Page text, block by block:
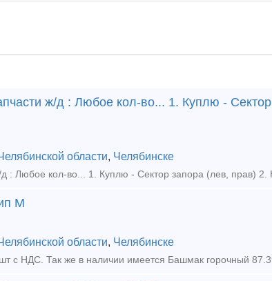
ж/д : Любое кол-во... 1. Куплю - Сектор
области, Челябинске
М
области, Челябинске